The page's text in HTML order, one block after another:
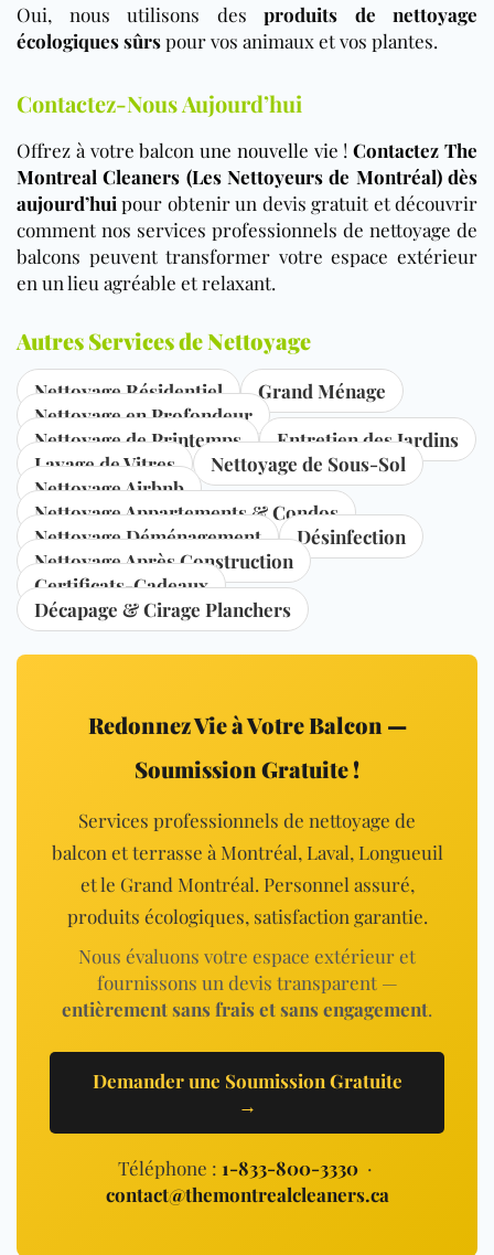
Oui, nous utilisons des produits de nettoyage
écologiques sûrspour vos animaux et vos plantes.
Contactez-Nous Aujourd’hui
Offrez à votre balcon une nouvelle vie !Contactez The
Montreal Cleaners (Les Nettoyeurs de Montréal) dès
aujourd’hui pour obtenir un devis gratuit et découvrir
comment nos services professionnels de nettoyage de
balcons peuvent transformer votre espace extérieur
en un lieu agréable et relaxant.
Autres Services de Nettoyage
Nettoyage Résidentiel
Grand Ménage
Nettoyage en Profondeur
Nettoyage de Printemps
Entretien des Jardins
Lavage de Vitres
Nettoyage de Sous-Sol
Nettoyage Airbnb
Nettoyage Appartements & Condos
Nettoyage Déménagement
Désinfection
Nettoyage Après Construction
Certificats-Cadeaux
Décapage & Cirage Planchers
Redonnez Vie à Votre Balcon —
Soumission Gratuite !
Services professionnels de nettoyage de
balcon et terrasse à Montréal, Laval, Longueuil
et le Grand Montréal. Personnel assuré,
produits écologiques, satisfaction garantie.
Nous évaluons votre espace extérieur et
fournissons un devis transparent —
entièrement sans frais et sans engagement.
Demander une Soumission Gratuite
→
Téléphone : 1-833-800-3330 ·
contact@themontrealcleaners.ca